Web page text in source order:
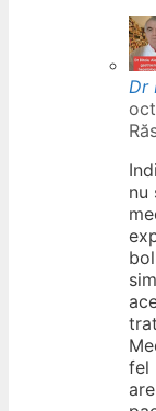
Dr
nu
fel